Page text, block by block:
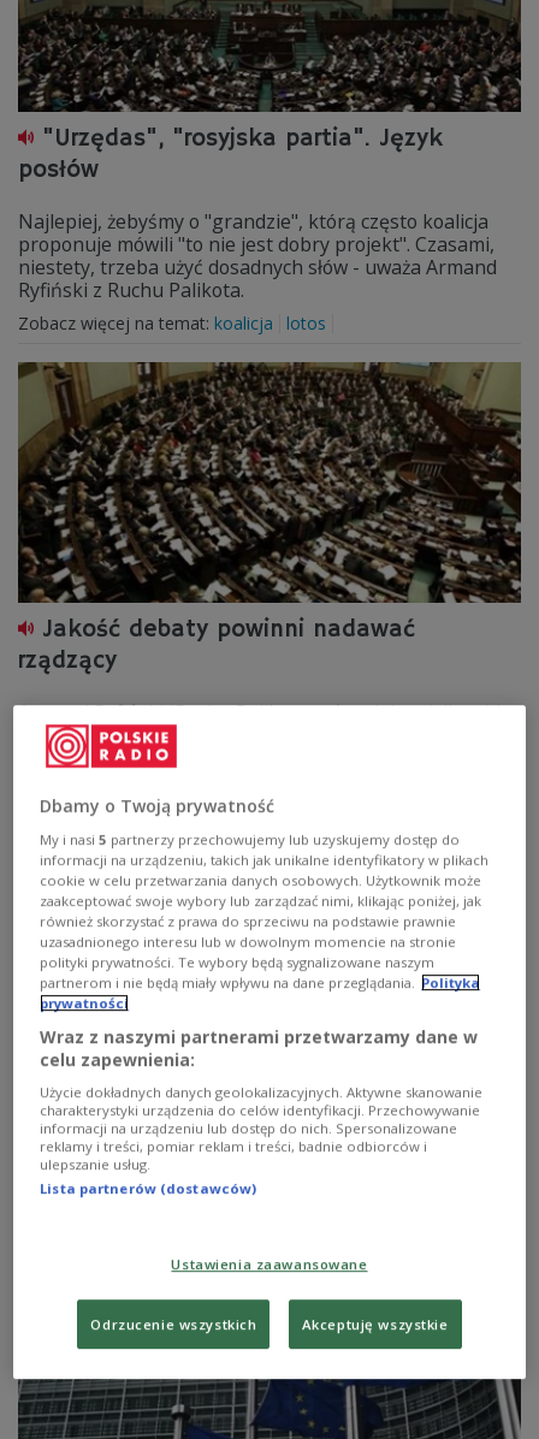
"Urzędas", "rosyjska partia". Język
posłów
Najlepiej, żebyśmy o "grandzie", którą często koalicja
proponuje mówili "to nie jest dobry projekt". Czasami,
niestety, trzeba użyć dosadnych słów - uważa Armand
Ryfiński z Ruchu Palikota.
Zobacz więcej na temat: koalicja lotos
Jakość debaty powinni nadawać
rządzący
Armand Ryfiński (Ruchu Palikota, członek komisji etyki
poselskiej): - Najlepiej, żebyśmy o "grandzie", którą
często koalicja proponuj,e mówili "to nie jest dobry
Zobacz więcej na temat:Damian Kwiek
Tusku, obudź się z zimowego snu
Armand Ryfiński (Ruch Palikota): Premier nie
przeprowadza reform. Chcielibyśmy go do tego zachęcić.
Dbamy o Twoją prywatność
My i nasi5 partnerzy przechowujemy lub uzyskujemy dostęp do
informacji na urządzeniu, takich jak unikalne identyfikatory w plikach
cookie w celu przetwarzania danych osobowych. Użytkownik może
zaakceptować swoje wybory lub zarządzać nimi, klikając poniżej, jak
również skorzystać z prawa do sprzeciwu na podstawie prawnie
uzasadnionego interesu lub w dowolnym momencie na stronie
polityki prywatności. Te wybory będą sygnalizowane naszym
partnerom i nie będą miały wpływu na dane przeglądania. Polityka
prywatności
Wraz z naszymi partnerami przetwarzamy dane w
celu zapewnienia:
Użycie dokładnych danych geolokalizacyjnych. Aktywne skanowanie
charakterystyki urządzenia do celów identyfikacji. Przechowywanie
informacji na urządzeniu lub dostęp do nich. Spersonalizowane
reklamy i treści, pomiar reklam i treści, badnie odbiorców i
ulepszanie usług.
Lista partnerów (dostawców)
Ustawienia zaawansowane
Odrzucenie wszystkich Akceptuję wszystkie